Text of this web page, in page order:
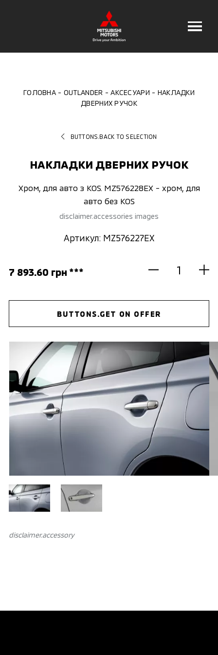
ГОЛОВНА OUTLANDER АКСЕСУАРИ
НАКЛАДКИ
ДВЕРНИХ РУЧОК
BUTTONS.BACK TO SELECTION
НАКЛАДКИ ДВЕРНИХ РУЧОК
Хром, для авто з KOS. MZ576228EX - хром, для
авто без KOS
disclaimer.accessories images
Артикул: MZ576227EX
7 893.60 грн ***
BUTTONS.GET ON OFFER
disclaimer.аccessory